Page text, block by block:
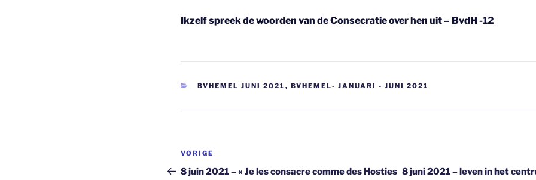
Ikzelf spreek de woorden van de Consecratie over hen uit – BvdH -12
CATEGORIEËN
BVHEMEL JUNI 2021 , BVHEMEL- JANUARI - JUNI 2021
Berichtnavigatie
Vorig
bericht
VORIGE
8 juin 2021 – « Je les consacre comme des Hosties 8 juni 2021 – leven in het